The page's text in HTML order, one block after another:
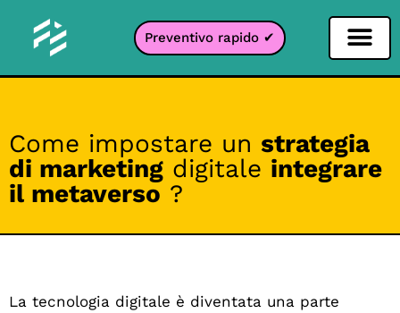
Preventivo rapido ✔
Come impostare un strategia
di marketing digitale integrare
il metaverso ?
La tecnologia digitale è diventata una parte